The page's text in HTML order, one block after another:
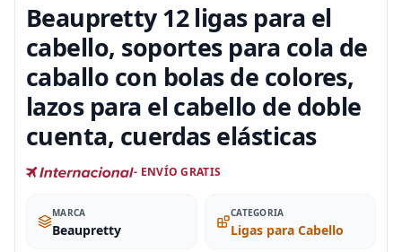
Beaupretty 12 ligas para el
cabello, soportes para cola de
caballo con bolas de colores,
lazos para el cabello de doble
cuenta, cuerdas elásticas
- ENVÍO GRATIS
MARCA
Beaupretty
CATEGORIA
Ligas para Cabello